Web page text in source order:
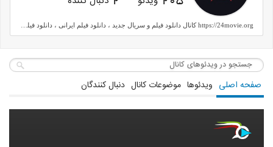
صفحه اصلی ویدئوها موضوعات کانال دنبال کنندگان